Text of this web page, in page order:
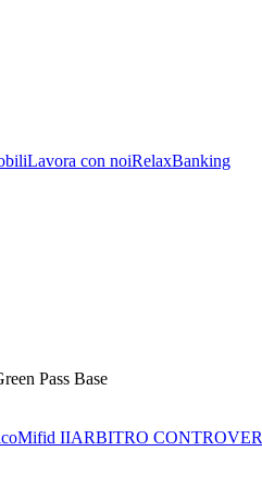
Lavora con noiRelaxBanking
Pass Base
Mifid IIARBITRO